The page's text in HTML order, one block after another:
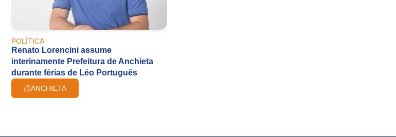
POLÍTICA
Renato Lorencini assume
interinamente Prefeitura de Anchieta
durante férias de Léo Português
ANCHIETA